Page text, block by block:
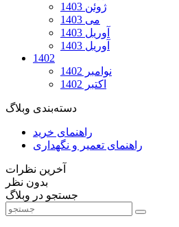
ژوئن 1403
می 1403
آوریل 1403
آوریل 1403
1402
نوامبر 1402
اکتبر 1402
دسته‌بندی وبلاگ
راهنمای خرید
راهنمای تعمیر و نگهداری
آخرین نظرات
بدون نظر
جستجو در وبلاگ